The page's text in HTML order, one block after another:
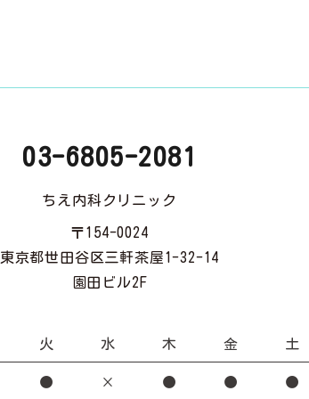
03-6805-2081
ちえ内科クリニック
〒154-0024
東京都世田谷区三軒茶屋1-32-14
園田ビル2F
火 水 木 金 土
● × ● ● ●